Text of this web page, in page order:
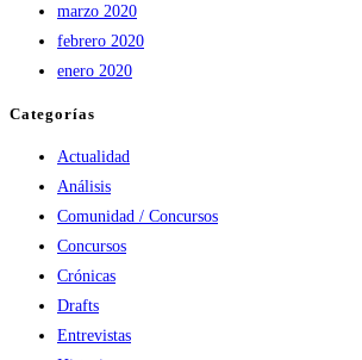
marzo 2020
febrero 2020
enero 2020
Categorías
Actualidad
Análisis
Comunidad / Concursos
Concursos
Crónicas
Drafts
Entrevistas